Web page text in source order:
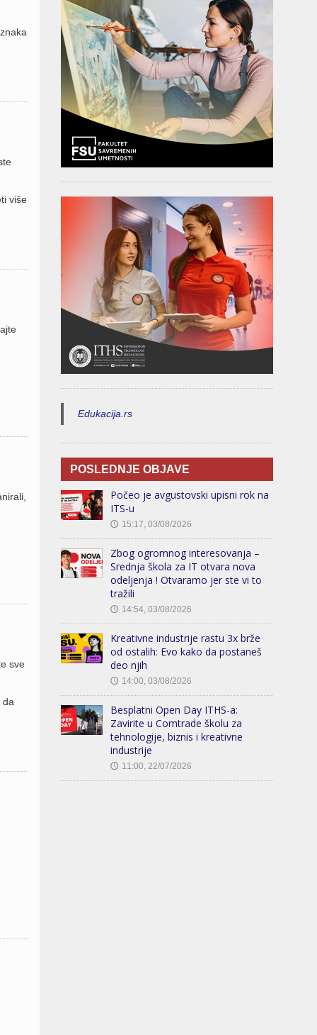
više
sve
da
Edukacija.rs
POSLEDNJE OBJAVE
Počeo je avgustovski upisni rok na
ITS-u
🕔 15:17, 03/08/2026
Zbog ogromnog interesovanja –
Srednja škola za IT otvara nova
odeljenja ! Otvaramo jer ste vi to
tražili
🕔 14:54, 03/08/2026
Kreativne industrije rastu 3x brže
od ostalih: Evo kako da postaneš
deo njih
🕔 14:00, 03/08/2026
Besplatni Open Day ITHS-a:
Zavirite u Comtrade školu za
tehnologije, biznis i kreativne
industrije
🕔 11:00, 22/07/2026